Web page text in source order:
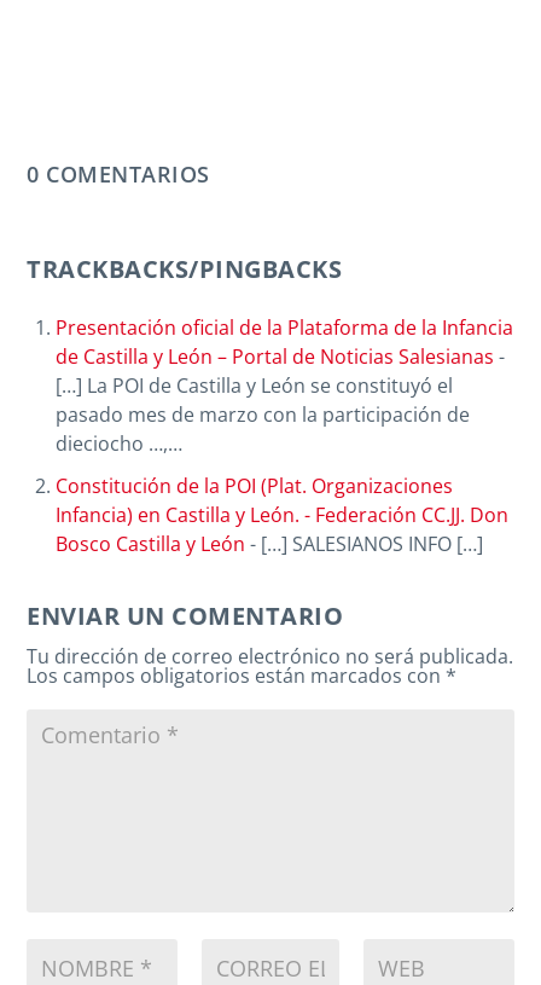
0 COMENTARIOS
TRACKBACKS/PINGBACKS
Presentación oficial de la Plataforma de la Infancia
de Castilla y León – Portal de Noticias Salesianas -
[…] La POI de Castilla y León se constituyó el
pasado mes de marzo con la participación de
dieciocho …,…
Constitución de la POI (Plat. Organizaciones
Infancia) en Castilla y León. - Federación CC.JJ. Don
Bosco Castilla y León - […] SALESIANOS INFO […]
ENVIAR UN COMENTARIO
Tu dirección de correo electrónico no será publicada.
Los campos obligatorios están marcados con*